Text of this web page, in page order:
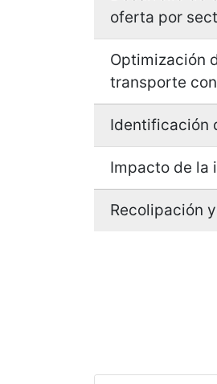
Desarrollo de
oferta por
Optimización
transporte
Identificación
Impacto de la